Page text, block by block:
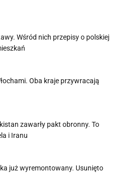
Wśród nich przepisy o polskiej
Oba kraje przywracają
zawarły pakt obronny. To
i Iranu
już wyremontowany. Usunięto